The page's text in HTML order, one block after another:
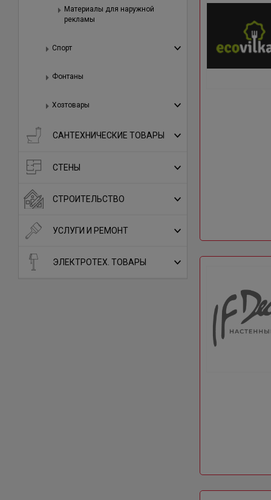
Материалы для наружной
рекламы
Спорт
Фонтаны
Хозтовары
САНТЕХНИЧЕСКИЕ ТОВАРЫ
СТЕНЫ
СТРОИТЕЛЬСТВО
УСЛУГИ И РЕМОНТ
ЭЛЕКТРОТЕХ. ТОВАРЫ